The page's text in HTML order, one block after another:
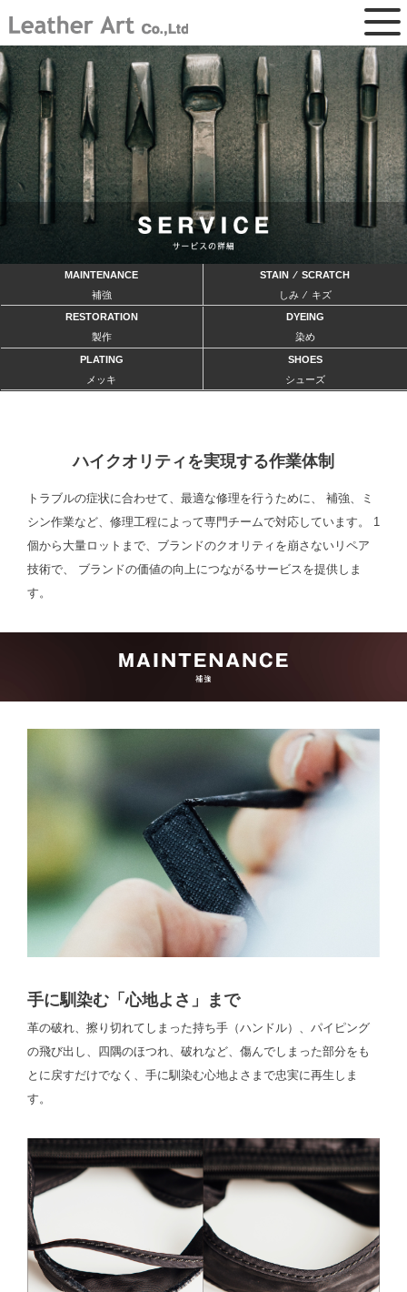
MAINTENANCE
補強
STAIN ⁄ SCRATCH
しみ ⁄ キズ
RESTORATION
製作
DYEING
染め
PLATING
メッキ
SHOES
シューズ
ハイクオリティを実現する作業体制
トラブルの症状に合わせて、最適な修理を行うために、 補強、ミ
シン作業など、修理工程によって専門チームで対応しています。 1
個から大量ロットまで、ブランドのクオリティを崩さないリペア
技術で、 ブランドの価値の向上につながるサービスを提供しま
す。
手に馴染む「心地よさ」まで
革の破れ、擦り切れてしまった持ち手（ハンドル）、パイピング
の飛び出し、四隅のほつれ、破れなど、傷んでしまった部分をも
とに戻すだけでなく、手に馴染む心地よさまで忠実に再生しま
す。